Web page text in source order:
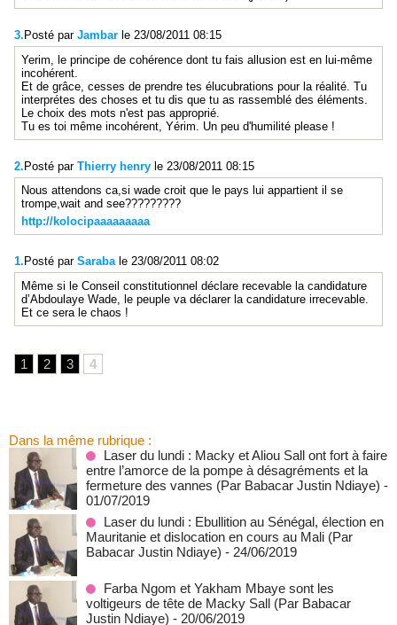
3. Posté par Jambar le 23/08/2011 08:15
Yerim, le principe de cohérence dont tu fais allusion est en lui-même
incohérent.
Et de grâce, cesses de prendre tes élucubrations pour la réalité. Tu
interprétes des choses et tu dis que tu as rassemblé des éléments.
Le choix des mots n'est pas approprié.
Tu es toi même incohérent, Yérim. Un peu d'humilité please !
2.Posté par Thierry henry le 23/08/2011 08:15
Nous attendons ca,si wade croit que le pays lui appartient il se
trompe,wait and see?????????
http://kolocipaaaaaaaaa
1. Posté par Saraba le 23/08/2011 08:02
Même si le Conseil constitutionnel déclare recevable la candidature
d’Abdoulaye Wade, le peuple va déclarer la candidature irrecevable.
Et ce sera le chaos !
1 2 3 4
Dans la même rubrique :
Laser du lundi : Macky et Aliou Sall ont fort à faire
entre l’amorce de la pompe à désagréments et la
fermeture des vannes (Par Babacar Justin Ndiaye) -
01/07/2019
Laser du lundi : Ebullition au Sénégal, élection en
Mauritanie et dislocation en cours au Mali (Par
Babacar Justin Ndiaye) - 24/06/2019
Farba Ngom et Yakham Mbaye sont les
voltigeurs de tête de Macky Sall (Par Babacar
Justin Ndiaye) - 20/06/2019